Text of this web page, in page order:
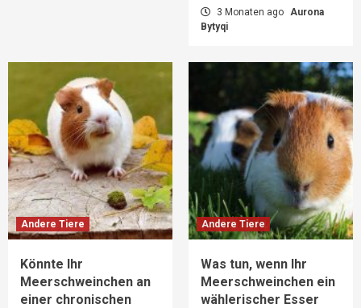
3 Monaten ago Aurona
Bytyqi
Andere Tiere
Könnte Ihr
Meerschweinchen an
einer chronischen
Andere Tiere
Was tun, wenn Ihr
Meerschweinchen ein
wählerischer Esser